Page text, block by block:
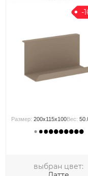
-
Размер:200x115x100Вес:
выбран цвет: